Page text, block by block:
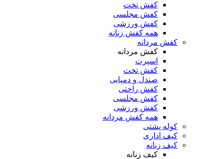
کفش تخت
کفش مجلسی
کفش ورزشی
همه کفش زنانه
کفش مردانه
کفش مردانه
اسپرت
کفش تخت
صندل و دمپایی
کفش راحتی
کفش مجلسی
کفش ورزشی
همه کفش مردانه
کوله پشتی
کیف اداری
کیف زنانه
کیف زنانه